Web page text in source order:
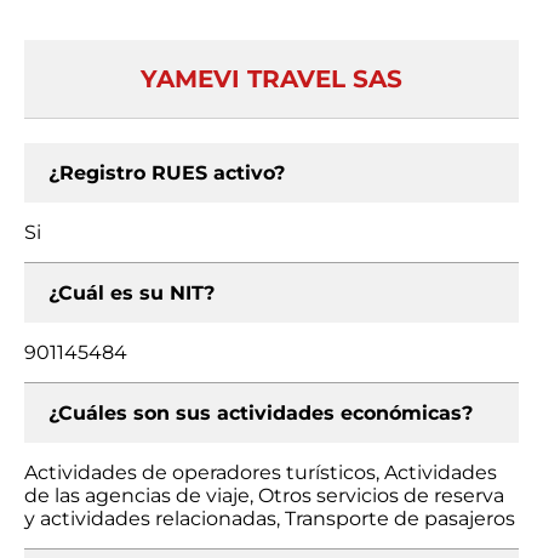
YAMEVI TRAVEL SAS
¿Registro RUES activo?
Si
¿Cuál es su NIT?
901145484
¿Cuáles son sus actividades económicas?
Actividades de operadores turísticos, Actividades
de las agencias de viaje, Otros servicios de reserva
y actividades relacionadas, Transporte de pasajeros